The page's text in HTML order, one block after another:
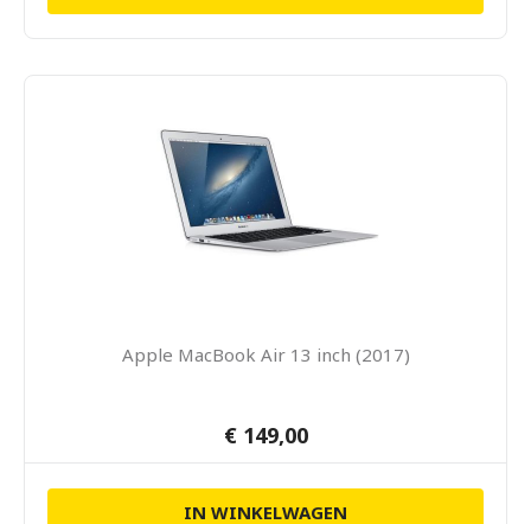
Apple MacBook Air 13 inch (2017)
€ 149,00
IN WINKELWAGEN